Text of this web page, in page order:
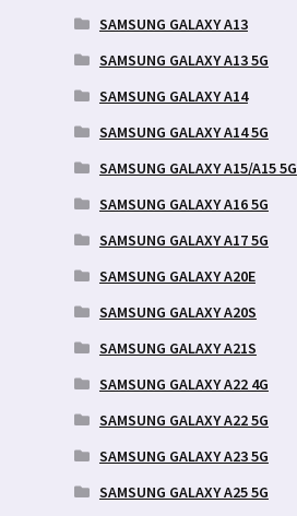
SAMSUNG GALAXY A13
SAMSUNG GALAXY A13 5G
SAMSUNG GALAXY A14
SAMSUNG GALAXY A14 5G
SAMSUNG GALAXY A15/A15 5G
SAMSUNG GALAXY A16 5G
SAMSUNG GALAXY A17 5G
SAMSUNG GALAXY A20E
SAMSUNG GALAXY A20S
SAMSUNG GALAXY A21S
SAMSUNG GALAXY A22 4G
SAMSUNG GALAXY A22 5G
SAMSUNG GALAXY A23 5G
SAMSUNG GALAXY A25 5G